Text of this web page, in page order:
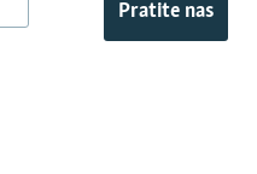
Pratite nas